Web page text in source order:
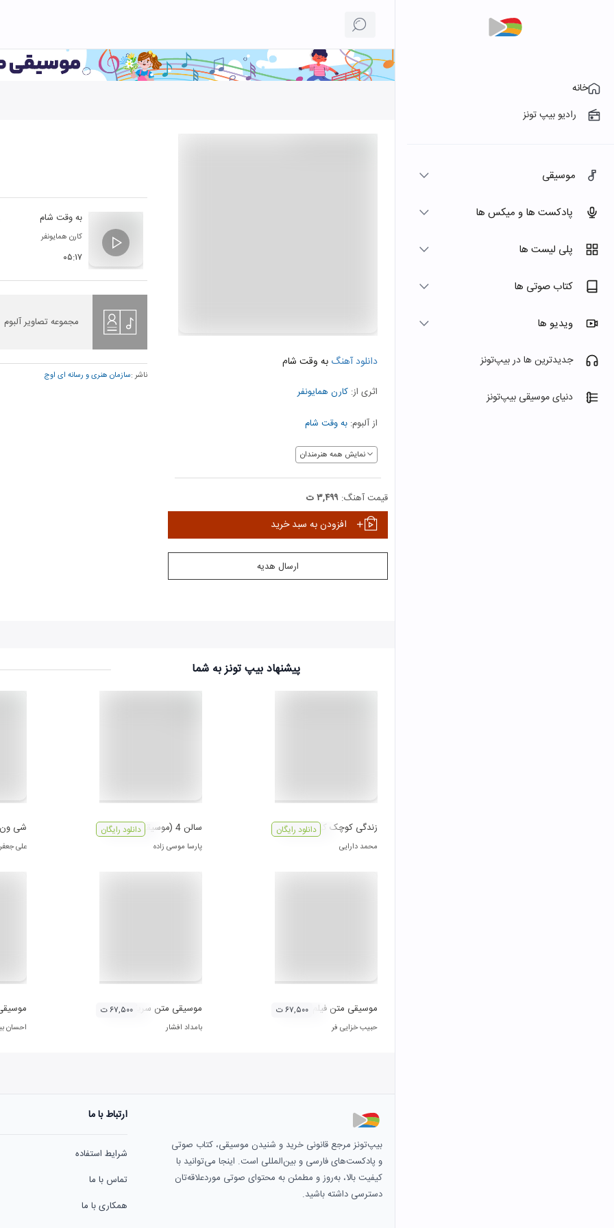
خانه
رادیو بیپ تونز
موسیقی
پادکست ها و میکس ها
پلی لیست ها
کتاب صوتی ها
ویدیو ها
جدیدترین ها در بیپ‌تونز
دنیای موسیقی بیپ‌تونز
دانلود آهنگ به وقت شام
اثری از: کارن همایونفر
از آلبوم: به وقت شام
نمایش همه هنرمندان
قیمت آهنگ: ۳,۴۹۹ ت
افزودن به سبد خرید
ارسال هدیه
به وقت شام
کارن همایونفر
۰۵:۱۷
مجموعه تصاویر آلبوم
ناشر :سازمان هنری و رسانه ای اوج
پیشنهاد بیپ تونز به شما
زندگی کوچک کوچک
محمد دارایی
دانلود رایگان سالن 4 (موسیقی متن فیلم)
پارسا موسی زاده
دانلود رایگان شی
علی
موسیقی متن فیلم درخت گردو
حبیب خزایی فر
۶۷,۵۰۰ ت موسیقی متن سریال نوبت لیلی
بامداد افشار
۶۷,۵۰۰ ت
احسان
بیپ‌تونز مرجع قانونی خرید و شنیدن موسیقی، کتاب صوتی
و پادکست‌های فارسی و بین‌المللی است. اینجا می‌توانید با
کیفیت بالا، به‌روز و مطمئن به محتوای صوتی موردعلاقه‌تان
دسترسی داشته باشید.
ارتباط با ما
شرایط استفاده
تماس با ما
همکاری با ما